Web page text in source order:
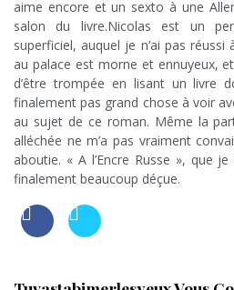
aime encore et un sexto à une
salon du livre.Nicolas est un
superficiel, auquel je n’ai pas réussi
au palace est morne et ennuyeux,
d’être trompée en lisant un livre
finalement pas grand chose à voir
au sujet de ce roman. Même la
alléchée ne m’a pas vraiment
aboutie. « A l’Encre Russe », que
finalement beaucoup déçue.